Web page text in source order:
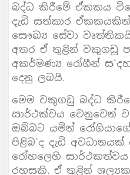
බද්ධ කිරීමේ ඒකකය
දැඩි සත්කාර
සෞඛ්‍ය සේවා
අතර ඒ තුළින් වකුගඩු
අකර්මණ්‍ය රෝගීන්
දෙනු ලබයි.
මෙම වකුගඩු බද්ධ
සාර්ථක්වය වෙනුවෙන්
ඔබ්බට යමින්
පිළිබ`ද දැඩි
රෝහලෙහි
රහසකි. ඒ තුළින්